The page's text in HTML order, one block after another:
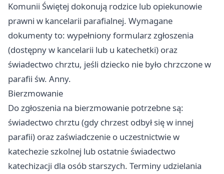
Komunii Świętej dokonują rodzice lub opiekunowie
prawni w kancelarii parafialnej. Wymagane
dokumenty to: wypełniony formularz zgłoszenia
(dostępny w kancelarii lub u katechetki) oraz
świadectwo chrztu, jeśli dziecko nie było chrzczone w
parafii św. Anny.
Bierzmowanie
Do zgłoszenia na bierzmowanie potrzebne są:
świadectwo chrztu (gdy chrzest odbył się w innej
parafii) oraz zaświadczenie o uczestnictwie w
katechezie szkolnej lub ostatnie świadectwo
katechizacji dla osób starszych. Terminy udzielania